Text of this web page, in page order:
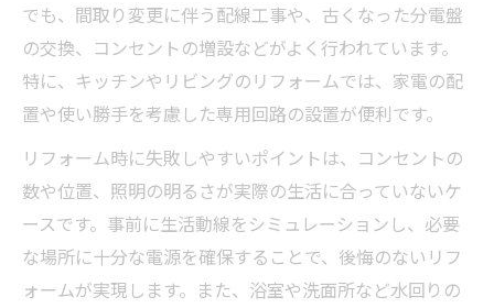
でも、間取り変更に伴う配線工事や、古くなった分電盤
の交換、コンセントの増設などがよく行われています。
特に、キッチンやリビングのリフォームでは、家電の配
置や使い勝手を考慮した専用回路の設置が便利です。
リフォーム時に失敗しやすいポイントは、コンセントの
数や位置、照明の明るさが実際の生活に合っていないケ
ースです。事前に生活動線をシミュレーションし、必要
な場所に十分な電源を確保することで、後悔のないリフ
ォームが実現します。また、浴室や洗面所など水回りの